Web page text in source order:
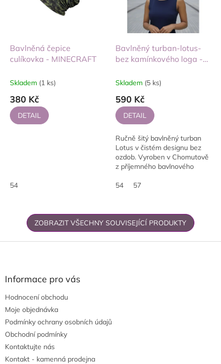
Bavlněná čepice
culíkovka - MINECRAFT
Skladem (1 ks)
380 Kč
DETAIL
54
Bavlněný turban-lotus-
bez kamínkového loga -
Skladem (5 ks)
590 Kč
DETAIL
Ručně šitý bavlněný turban
Lotus v čistém designu bez
ozdob. Vyroben v Chomutově
z příjemného bavlnového
Dvoustranný, diskrétní a
54 57
ZOBRAZIT VŠECHNY SOUVISEJÍCÍ PRODUKTY
Z
Informace pro vás
Hodnocení obchodu
Moje objednávka
Podmínky ochrany osobních údajů
Obchodní podmínky
Kontaktujte nás
Kontakt - kamenná prodejna